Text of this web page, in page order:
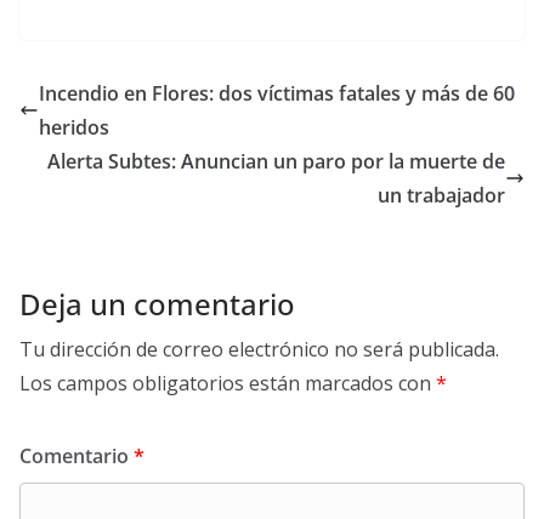
Incendio en Flores: dos víctimas fatales y más de 60
heridos
Alerta Subtes: Anuncian un paro por la muerte de
un trabajador
Deja un comentario
Tu dirección de correo electrónico no será publicada.
Los campos obligatorios están marcados con *
Comentario *